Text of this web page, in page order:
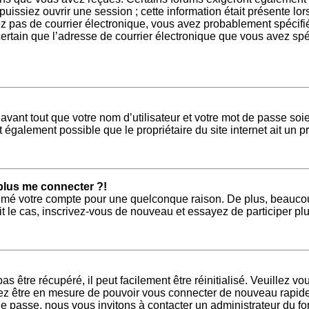
ouvrir une session ; cette information était présente
pas de courrier électronique, vous avez probablement
que l’adresse de courrier électronique que vous avez
tout que votre nom d’utilisateur et votre mot de passe
possible que le propriétaire du site internet ait un
me connecter ?!
votre compte pour une quelconque raison. De plus,
cas, inscrivez-vous de nouveau et essayez de participer
être récupéré, il peut facilement être réinitialisé. Veuillez
être en mesure de pouvoir vous connecter de nouveau
nous vous invitons à contacter un administrateur du